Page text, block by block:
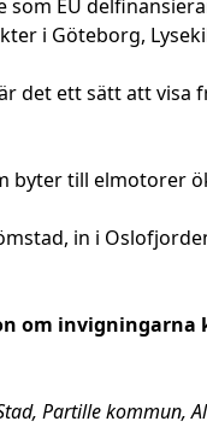
EU
i Göteborg,
det ett sätt att visa
till elmotorer
in i
om invigningarna
Partille kommun,